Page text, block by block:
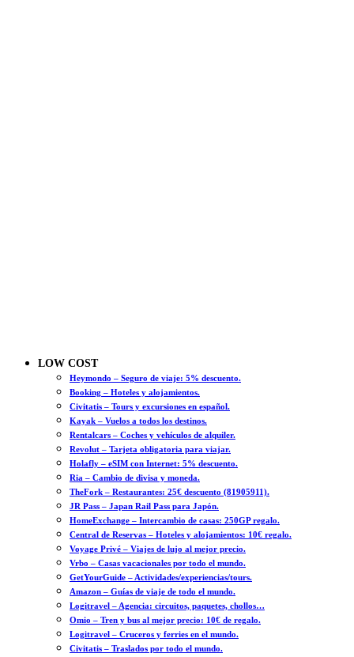
LOW COST
Heymondo – Seguro de viaje: 5% descuento.
Booking – Hoteles y alojamientos.
Civitatis – Tours y excursiones en español.
Kayak – Vuelos a todos los destinos.
Rentalcars – Coches y vehículos de alquiler.
Revolut – Tarjeta obligatoria para viajar.
Holafly – eSIM con Internet: 5% descuento.
Ria – Cambio de divisa y moneda.
TheFork – Restaurantes: 25€ descuento (81905911).
JR Pass – Japan Rail Pass para Japón.
HomeExchange – Intercambio de casas: 250GP regalo.
Central de Reservas – Hoteles y alojamientos: 10€ regalo.
Voyage Privé – Viajes de lujo al mejor precio.
Vrbo – Casas vacacionales por todo el mundo.
GetYourGuide – Actividades/experiencias/tours.
Amazon – Guías de viaje de todo el mundo.
Logitravel – Agencia: circuitos, paquetes, chollos…
Omio – Tren y bus al mejor precio: 10€ de regalo.
Logitravel – Cruceros y ferries en el mundo.
Civitatis – Traslados por todo el mundo.